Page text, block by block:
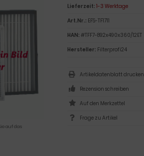
auf das
Lieferzeit: 1-3 Werktage
Art.Nr.: EFS-TF1711
HAN: #TFF7-892x490x360/12ET
Hersteller: Filterprofi24
Artikeldatenblatt drucken
Rezension schreiben
Frage zu Artikel